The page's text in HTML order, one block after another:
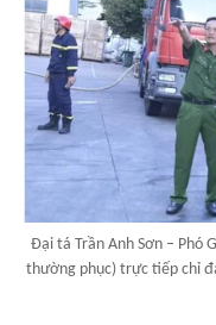
Đại tá Trần Anh Sơn – Phó
thường phục) trực tiếp chỉ